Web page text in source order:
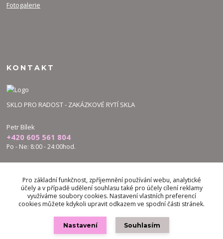
Fotogalerie
KONTAKT
SKLO PRO RADOST - ZAKÁZKOVÉ RYTÍ SKLA
Petr Bílek
+420 605 561 804
Po - Ne: 8:00 - 24:00hod.
bilek.petr@skloproradost.cz
Pro základní funkčnost, zpříjemnění používání webu, analytické
účely a v případě udělení souhlasu také pro účely cílení reklamy
využíváme soubory cookies. Nastavení vlastních preferencí
cookies můžete kdykoli upravit odkazem ve spodní části stránek.
Nastavení Souhlasím